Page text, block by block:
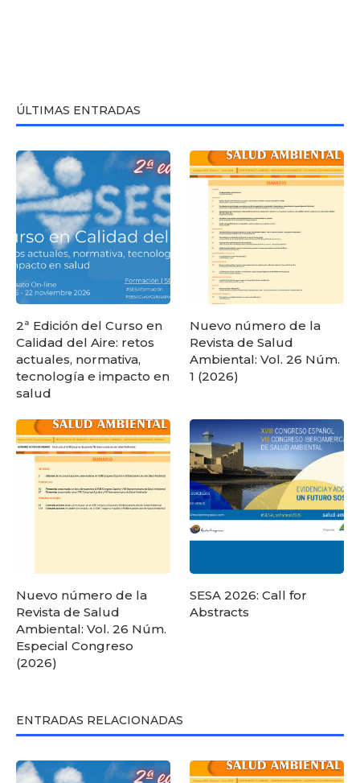
ÚLTIMAS ENTRADAS
2ª Edición del Curso en
Calidad del Aire: retos
actuales, normativa,
tecnología e impacto en
salud
Nuevo número de la
Revista de Salud
Ambiental: Vol. 26 Núm.
1 (2026)
Nuevo número de la
Revista de Salud
Ambiental: Vol. 26 Núm.
Especial Congreso
(2026)
SESA 2026: Call for
Abstracts
ENTRADAS RELACIONADAS